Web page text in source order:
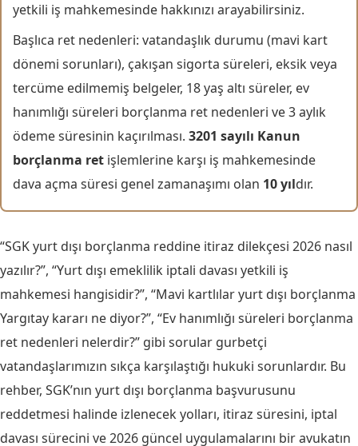
yetkili iş mahkemesinde hakkınızı arayabilirsiniz.
Başlıca ret nedenleri: vatandaşlık durumu (mavi kart
dönemi sorunları), çakışan sigorta süreleri, eksik veya
tercüme edilmemiş belgeler, 18 yaş altı süreler, ev
hanımlığı süreleri borçlanma ret nedenleri ve 3 aylık
ödeme süresinin kaçırılması. 3201 sayılı Kanun
borçlanma ret işlemlerine karşı iş mahkemesinde
dava açma süresi genel zamanaşımı olan 10 yıldır.
“SGK yurt dışı borçlanma reddine itiraz dilekçesi 2026 nasıl
yazılır?”, “Yurt dışı emeklilik iptali davası yetkili iş
mahkemesi hangisidir?”, “Mavi kartlılar yurt dışı borçlanma
Yargıtay kararı ne diyor?”, “Ev hanımlığı süreleri borçlanma
ret nedenleri nelerdir?” gibi sorular gurbetçi
vatandaşlarımızın sıkça karşılaştığı hukuki sorunlardır. Bu
rehber, SGK’nın yurt dışı borçlanma başvurusunu
reddetmesi halinde izlenecek yolları, itiraz süresini, iptal
davası sürecini ve 2026 güncel uygulamalarını bir avukatın